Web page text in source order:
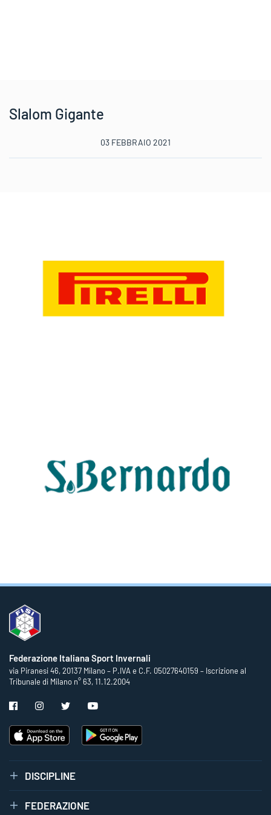
Slalom Gigante
03 FEBBRAIO 2021
Federazione Italiana Sport Invernali
via Piranesi 46, 20137 Milano – P.IVA e C.F. 05027640159 – Iscrizione al
Tribunale di Milano n° 63, 11.12.2004
DISCIPLINE
FEDERAZIONE